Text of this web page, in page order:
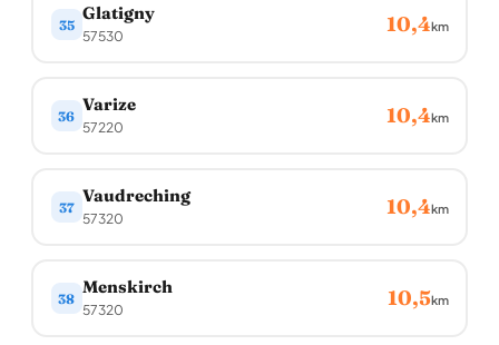
35
Glatigny
57530 10,4km
36
Varize
57220 10,4km
37
Vaudreching
57320 10,4km
38
Menskirch
57320 10,5km